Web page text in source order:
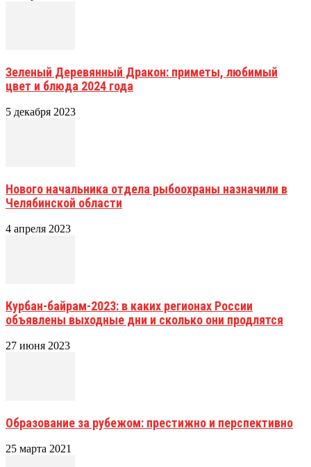
Зеленый Деревянный Дракон: приметы, любимый
цвет и блюда 2024 года
5 декабря 2023
Нового начальника отдела рыбоохраны назначили в
Челябинской области
4 апреля 2023
Курбан-байрам-2023: в каких регионах России
объявлены выходные дни и сколько они продлятся
27 июня 2023
Образование за рубежом: престижно и перспективно
25 марта 2021